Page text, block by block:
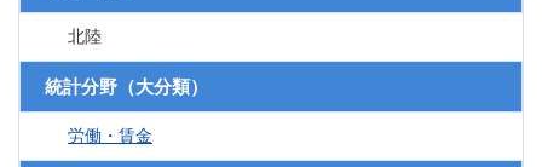
北陸
統計分野（大分類）
労働・賃金